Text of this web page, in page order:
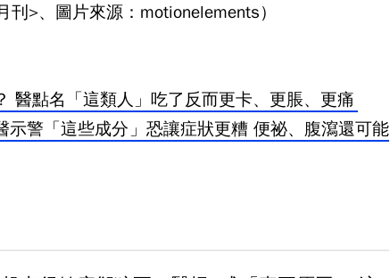
刊>、圖片來源：motionelements）
醫點名「這類人」吃了反而更卡、更脹、更痛
示警「這些成分」恐讓症狀更糟 便祕、腹瀉還可能